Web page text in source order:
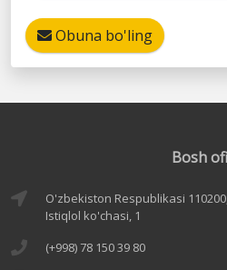
Obuna bo'ling
Bosh
O'zbekiston Respublikasi
Istiqlol ko'chasi, 1
(+998) 78 150 39 80